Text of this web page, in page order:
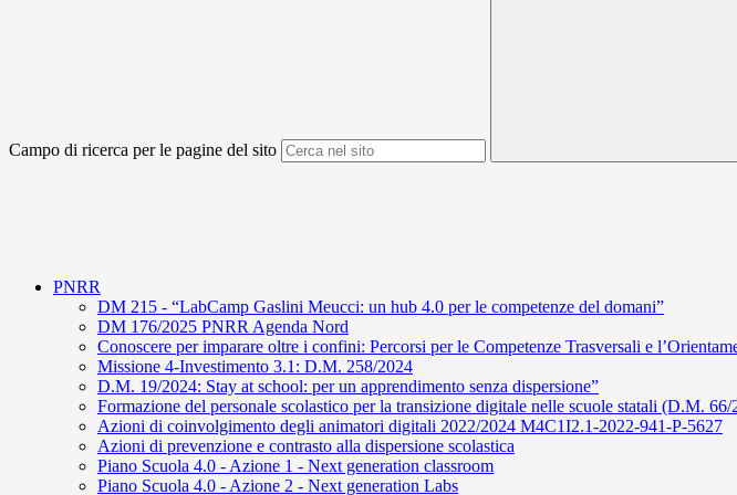
Campo di ricerca per le pagine del sito
PNRR
DM 215 - “LabCamp Gaslini Meucci: un hub 4.0 per le competenze del domani”
DM 176/2025 PNRR Agenda Nord
Conoscere per imparare oltre i confini: Percorsi per le Competenze Trasversali e
Missione 4-Investimento 3.1: D.M. 258/2024
D.M. 19/2024: Stay at school: per un apprendimento senza dispersione”
Formazione del personale scolastico per la transizione digitale nelle scuole statali (D.M. 66/
Azioni di coinvolgimento degli animatori digitali 2022/2024 M4C1I2.1-2022-941-P-5627
Azioni di prevenzione e contrasto alla dispersione scolastica
Piano Scuola 4.0 - Azione 1 - Next generation classroom
Piano Scuola 4.0 - Azione 2 - Next generation Labs